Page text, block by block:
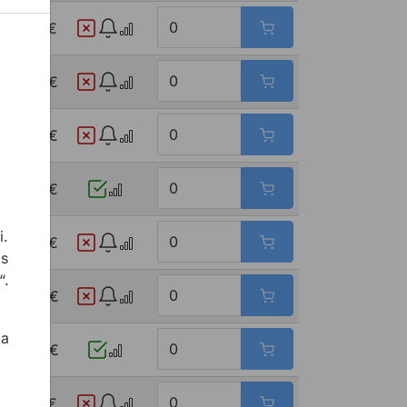
19,07 €
12,46 €
21,46 €
47,92 €
31,84 €
30,29 €
34,26 €
10,70 €